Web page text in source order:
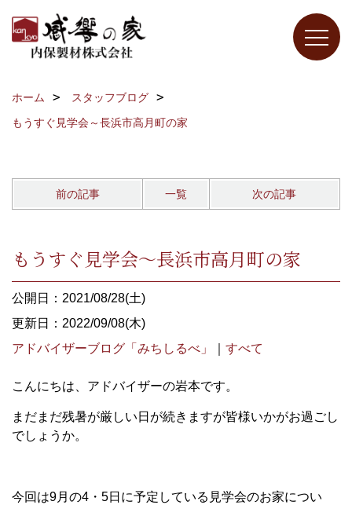
ホーム
スタッフブログ
もうすぐ見学会～長浜市高月町の家
前の記事 一覧 次の記事
もうすぐ見学会～長浜市高月町の家
公開日：2021/08/28(土)
更新日：2022/09/08(木)
アドバイザーブログ「みちしるべ」
すべて
こんにちは、アドバイザーの岩本です。
まだまだ残暑が厳しい日が続きますが皆様いかがお過ごし
でしょうか。
今回は9月の4・5日に予定している見学会のお家につい